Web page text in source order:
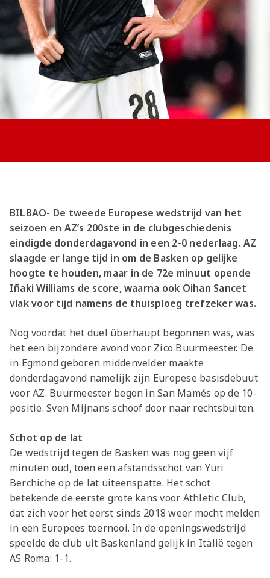
Jong AZ
Seizoenkaart
BILBAO- De tweede Europese wedstrijd van het
seizoen en AZ’s 200ste in de clubgeschiedenis
eindigde donderdagavond in een 2-0 nederlaag. AZ
slaagde er lange tijd in om de Basken op gelijke
hoogte te houden, maar in de 72e minuut opende
Iñaki Williams de score, waarna ook Oihan Sancet
vlak voor tijd namens de thuisploeg trefzeker was.
Nog voordat het duel überhaupt begonnen was, was
het een bijzondere avond voor Zico Buurmeester. De
in Egmond geboren middenvelder maakte
donderdagavond namelijk zijn Europese basisdebuut
voor AZ. Buurmeester begon in San Mamés op de 10-
positie. Sven Mijnans schoof door naar rechtsbuiten.
Schot op de lat
De wedstrijd tegen de Basken was nog geen vijf
minuten oud, toen een afstandsschot van Yuri
Berchiche op de lat uiteenspatte. Het schot
betekende de eerste grote kans voor Athletic Club,
dat zich voor het eerst sinds 2018 weer mocht melden
in een Europees toernooi. In de openingswedstrijd
speelde de club uit Baskenland gelijk in Italië tegen
AS Roma: 1-1.